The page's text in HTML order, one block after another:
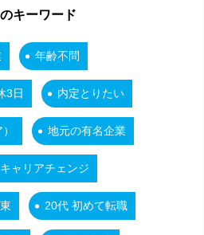
キーワード
年齢不問
3日 内定とりたい
地元の有名企業
キャリアチェンジ
20代 初めて転職